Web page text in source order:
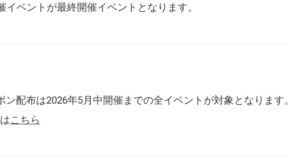
イベントが最終開催イベントとなります。
ン配布は2026年5月中開催までの全イベントが対象となります。
こちら